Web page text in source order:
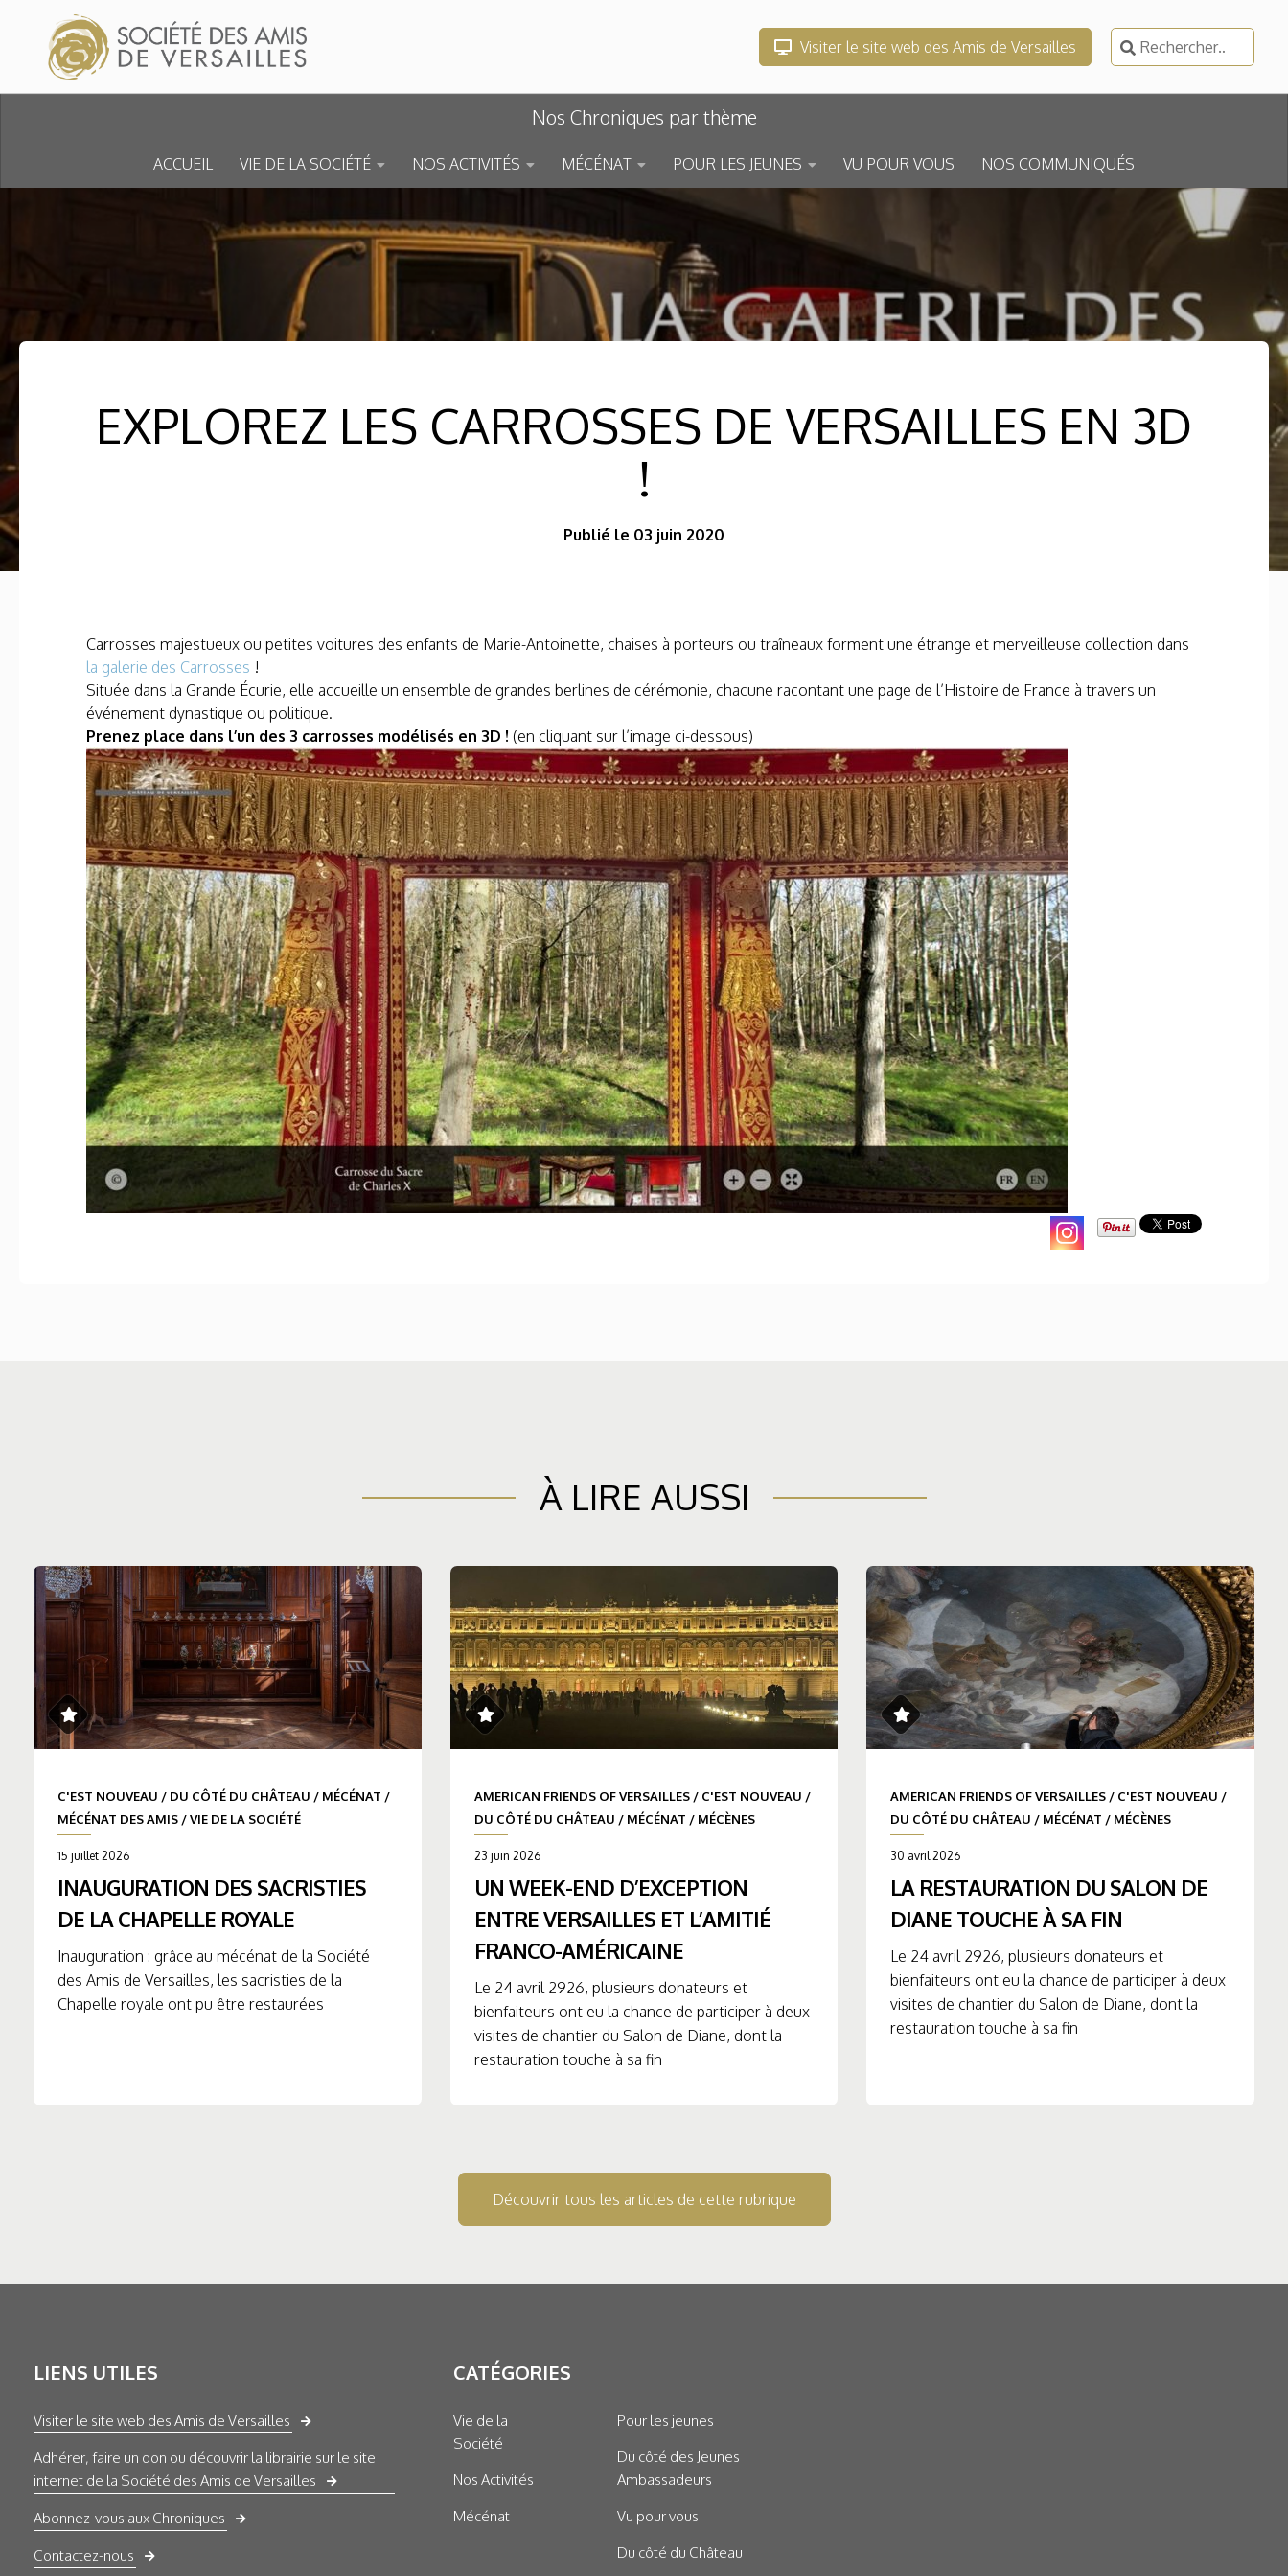
Skip to content
Visiter le site web des Amis de Versailles
Rechercher :
Nos Chroniques par thème
ACCUEIL VIE DE LA SOCIÉTÉ NOS ACTIVITÉS MÉCÉNAT POUR LES JEUNES VU POUR VOUS NOS COMMUNIQUÉS
EXPLOREZ LES CARROSSES DE VERSAILLES EN 3D
!
Publié le 03 juin 2020
Carrosses majestueux ou petites voitures des enfants de Marie-Antoinette, chaises à porteurs ou traîneaux forment une étrange et merveilleuse collection dans
la galerie des Carrosses !
Située dans la Grande Écurie, elle accueille un ensemble de grandes berlines de cérémonie, chacune racontant une page de l’Histoire de France à travers un
événement dynastique ou politique.
Prenez place dans l’un des 3 carrosses modélisés en 3D ! (en cliquant sur l’image ci-dessous)
À LIRE AUSSI
C'EST NOUVEAU / DU CÔTÉ DU CHÂTEAU / MÉCÉNAT /
MÉCÉNAT DES AMIS /VIE DE LA SOCIÉTÉ
15 juillet 2026
INAUGURATION DES SACRISTIES
DE LA CHAPELLE ROYALE
Inauguration : grâce au mécénat de la Société
des Amis de Versailles, les sacristies de la
Chapelle royale ont pu être restaurées
AMERICAN FRIENDS OF VERSAILLES/ C'EST NOUVEAU /
DU CÔTÉ DU CHÂTEAU / MÉCÉNAT / MÉCÈNES
23 juin 2026
UN WEEK-END D’EXCEPTION
ENTRE VERSAILLES ET L’AMITIÉ
FRANCO-AMÉRICAINE
Le 24 avril 2926, plusieurs donateurs et
bienfaiteurs ont eu la chance de participer à deux
visites de chantier du Salon de Diane, dont la
restauration touche à sa fin
AMERICAN FRIENDS OF VERSAILLES / C'EST NOUVEAU /
DU CÔTÉ DU CHÂTEAU / MÉCÉNAT / MÉCÈNES
30 avril 2026
LA RESTAURATION DU SALON DE
DIANE TOUCHE À SA FIN
Le 24 avril 2926, plusieurs donateurs et
bienfaiteurs ont eu la chance de participer à deux
visites de chantier du Salon de Diane, dont la
restauration touche à sa fin
Découvrir tous les articles de cette rubrique
LIENS UTILES
Visiter le site web des Amis de Versailles
Adhérer, faire un don ou découvrir la librairie sur le site
internet de la Société des Amis de Versailles
Abonnez-vous aux Chroniques
Contactez-nous
CATÉGORIES
Vie de la
Société
Nos Activités
Mécénat
Pour les jeunes
Du côté des Jeunes
Ambassadeurs
Vu pour vous
Du côté du Château